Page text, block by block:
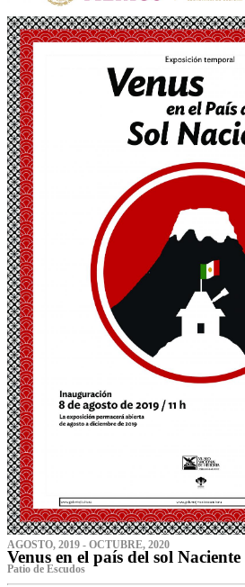
AGOSTO, 2019 - OCTUBRE, 2020
Venus en el país del sol Naciente
P‌atio de Escudos